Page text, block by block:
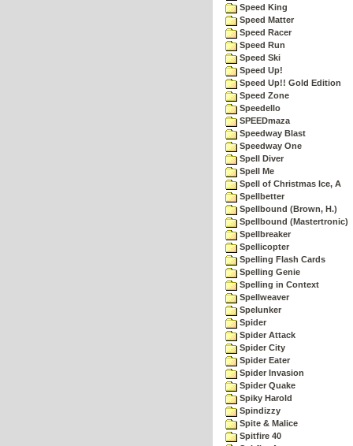
Speed King
Speed Matter
Speed Racer
Speed Run
Speed Ski
Speed Up!
Speed Up!! Gold Edition
Speed Zone
Speedello
SPEEDmaza
Speedway Blast
Speedway One
Spell Diver
Spell Me
Spell of Christmas Ice, A
Spellbetter
Spellbound (Brown, H.)
Spellbound (Mastertronic)
Spellbreaker
Spellicopter
Spelling Flash Cards
Spelling Genie
Spelling in Context
Spellweaver
Spelunker
Spider
Spider Attack
Spider City
Spider Eater
Spider Invasion
Spider Quake
Spiky Harold
Spindizzy
Spite & Malice
Spitfire 40